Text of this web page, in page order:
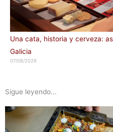
Una cata, historia y cerveza:
Galicia
07/08/2026
Sigue leyendo...